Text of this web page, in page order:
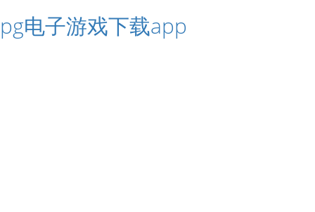
pg电子游戏下载app